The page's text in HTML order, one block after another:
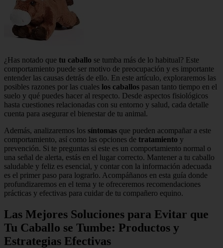
¿Has notado que tu caballo se tumba más de lo habitual? Este
comportamiento puede ser motivo de preocupación y es importante
entender las causas detrás de ello. En este artículo, exploraremos las
posibles razones por las cuales los caballos pasan tanto tiempo en el
suelo y qué puedes hacer al respecto. Desde aspectos fisiológicos
hasta cuestiones relacionadas con su entorno y salud, cada detalle
cuenta para asegurar el bienestar de tu animal.
Además, analizaremos los síntomas que pueden acompañar a este
comportamiento, así como las opciones de tratamiento y
prevención. Si te preguntas si este es un comportamiento normal o
una señal de alerta, estás en el lugar correcto. Mantener a tu caballo
saludable y feliz es esencial, y contar con la información adecuada
es el primer paso para lograrlo. Acompáñanos en esta guía donde
profundizaremos en el tema y te ofreceremos recomendaciones
prácticas y efectivas para cuidar de tu compañero equino.
Las Mejores Soluciones para Evitar que
Tu Caballo se Tumbe: Productos y
Estrategias Efectivas